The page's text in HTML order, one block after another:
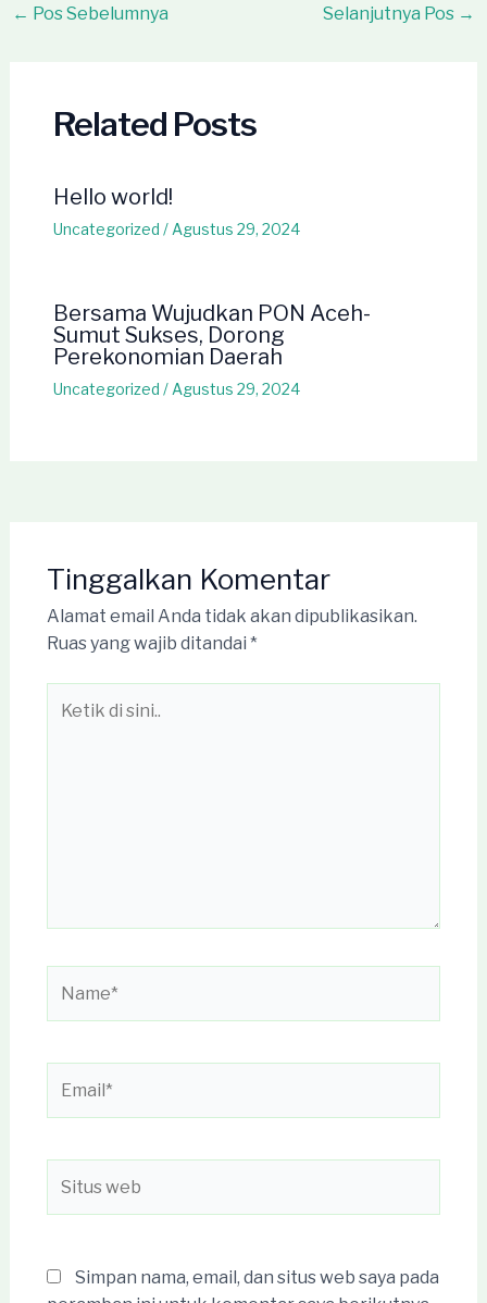
Post
← Pos Sebelumnya Selanjutnya Pos →
Related Posts
Hello world!
Uncategorized / Agustus 29, 2024
Bersama Wujudkan PON Aceh-
Sumut Sukses, Dorong
Perekonomian Daerah
Uncategorized / Agustus 29, 2024
Tinggalkan Komentar
Alamat email Anda tidak akan dipublikasikan.
Ruas yang wajib ditandai *
web
Simpan nama, email, dan situs web saya pada